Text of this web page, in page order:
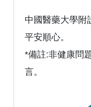
中國醫藥大學附
平安順心。
*備註:非健康問
言。